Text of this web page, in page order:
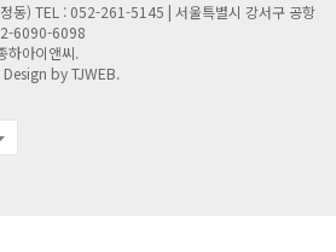
동) TEL : 052-261-5145 | 서울특별시 강서구 공항
6090-6098
아이앤씨.
Design by TJWEB.